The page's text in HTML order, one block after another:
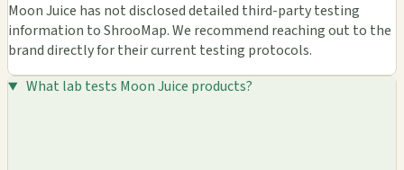
Moon Juice has not disclosed detailed third-party testing
information to ShrooMap. We recommend reaching out to the
brand directly for their current testing protocols.
What lab tests Moon Juice products?